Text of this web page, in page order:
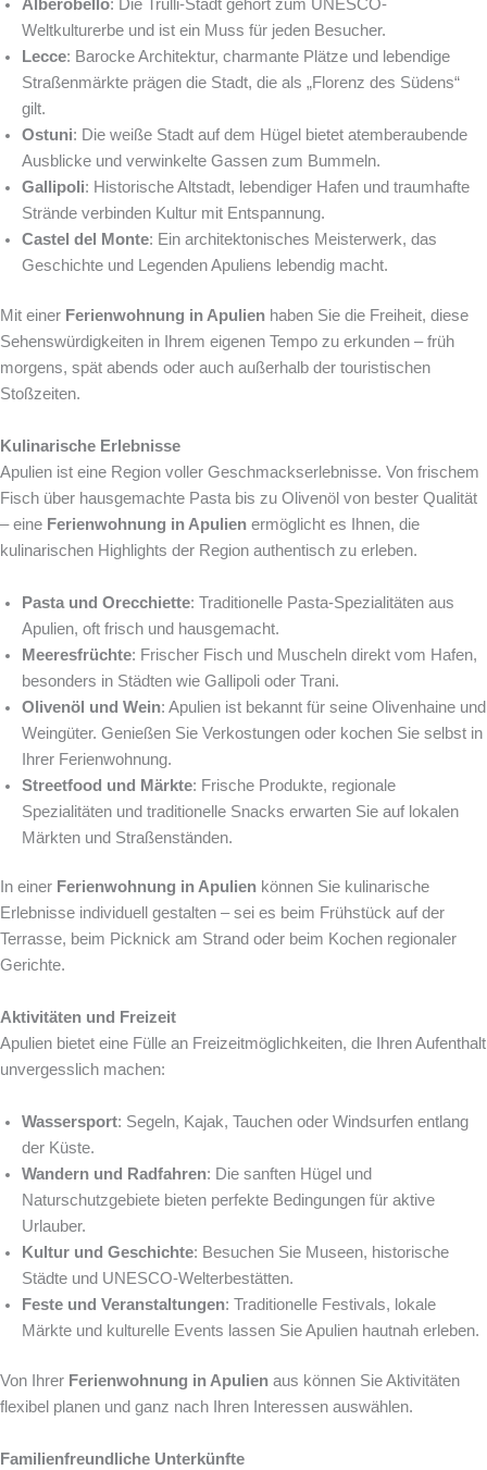
Alberobello: Die Trulli-Stadt gehört zum UNESCO-
Weltkulturerbe und ist ein Muss für jeden Besucher.
Lecce: Barocke Architektur, charmante Plätze und lebendige
Straßenmärkte prägen die Stadt, die als „Florenz des Südens“
gilt.
Ostuni: Die weiße Stadt auf dem Hügel bietet atemberaubende
Ausblicke und verwinkelte Gassen zum Bummeln.
Gallipoli: Historische Altstadt, lebendiger Hafen und traumhafte
Strände verbinden Kultur mit Entspannung.
Castel del Monte: Ein architektonisches Meisterwerk, das
Geschichte und Legenden Apuliens lebendig macht.
Mit einer Ferienwohnung in Apulien haben Sie die Freiheit, diese
Sehenswürdigkeiten in Ihrem eigenen Tempo zu erkunden – früh
morgens, spät abends oder auch außerhalb der touristischen
Stoßzeiten.
Kulinarische Erlebnisse
Apulien ist eine Region voller Geschmackserlebnisse. Von frischem
Fisch über hausgemachte Pasta bis zu Olivenöl von bester Qualität
– eine Ferienwohnung in Apulien ermöglicht es Ihnen, die
kulinarischen Highlights der Region authentisch zu erleben.
Pasta und Orecchiette: Traditionelle Pasta-Spezialitäten aus
Apulien, oft frisch und hausgemacht.
Meeresfrüchte: Frischer Fisch und Muscheln direkt vom Hafen,
besonders in Städten wie Gallipoli oder Trani.
Olivenöl und Wein: Apulien ist bekannt für seine Olivenhaine und
Weingüter. Genießen Sie Verkostungen oder kochen Sie selbst in
Ihrer Ferienwohnung.
Streetfood und Märkte: Frische Produkte, regionale
Spezialitäten und traditionelle Snacks erwarten Sie auf lokalen
Märkten und Straßenständen.
In einer Ferienwohnung in Apulien können Sie kulinarische
Erlebnisse individuell gestalten – sei es beim Frühstück auf der
Terrasse, beim Picknick am Strand oder beim Kochen regionaler
Gerichte.
Aktivitäten und Freizeit
Apulien bietet eine Fülle an Freizeitmöglichkeiten, die Ihren Aufenthalt
unvergesslich machen:
Wassersport: Segeln, Kajak, Tauchen oder Windsurfen entlang
der Küste.
Wandern und Radfahren: Die sanften Hügel und
Naturschutzgebiete bieten perfekte Bedingungen für aktive
Urlauber.
Kultur und Geschichte: Besuchen Sie Museen, historische
Städte und UNESCO-Welterbestätten.
Feste und Veranstaltungen: Traditionelle Festivals, lokale
Märkte und kulturelle Events lassen Sie Apulien hautnah erleben.
Von Ihrer Ferienwohnung in Apulien aus können Sie Aktivitäten
flexibel planen und ganz nach Ihren Interessen auswählen.
Familienfreundliche Unterkünfte